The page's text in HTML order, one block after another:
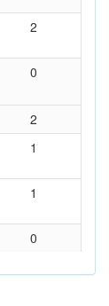
2
0
2
1
1
0